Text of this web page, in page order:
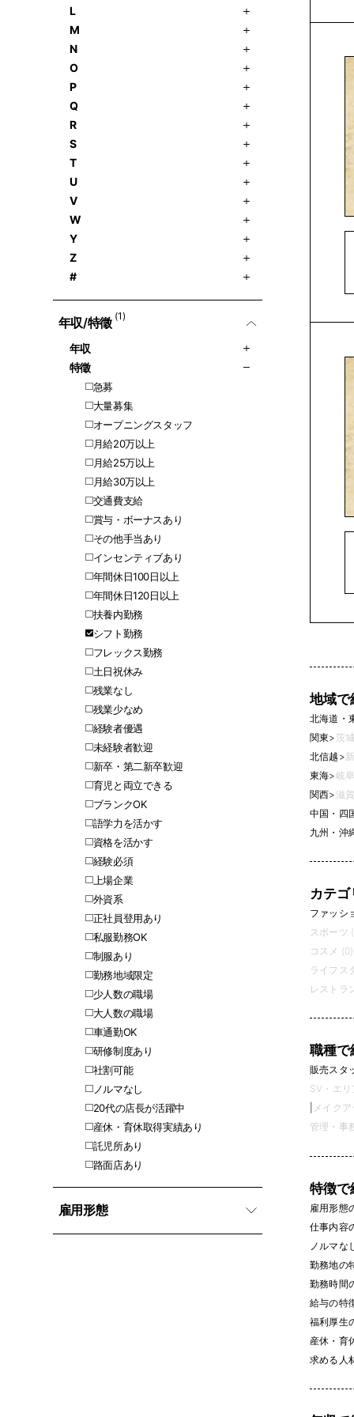
L
M
N
O
P
Q
R
S
T
U
V
W
Y
Z
#
年収/特徵 (1)
年収
特徵
急募
大量募集
オープニングスタッフ
月給20万以上
月給25万以上
月給30万以上
交通費支給
賞与・ボーナスあり
その他手当あり
インセンティブあり
年間休日100日以上
年間休日120日以上
扶養内勤務
シフト勤務
フレックス勤務
土日祝休み
残業なし
残業少なめ
経験者優遇
未経験者歓迎
新卒・第二新卒歓迎
育児と両立できる
ブランクOK
語学力を活かす
資格を活かす
経験必須
上場企業
外資系
正社員登用あり
私服勤務OK
制服あり
勤務地域限定
少人数の職場
大人数の職場
車通勤OK
研修制度あり
社割可能
ノルマなし
20代の店長が活躍中
産休・育休取得実績あり
託児所あり
路面店あり
雇用形態
地域で
北海道・
関東> 茨
北信越 >
東海>岐
関西>滋
中国・四
九州・沖
カテ
ファッシ
スポーツ
コスメ (0)
ライフス
レストラ
職種で
販売スタ
SV・エ
メイク
管理・事
特徴で
雇用形態
仕事内容
ノルマな
勤務地の
勤務時間
給与の特
福利厚生
産休・育
求める人